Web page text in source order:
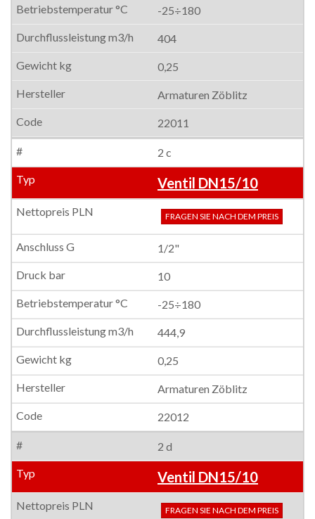
-25÷180
404
0,25
Armaturen Zöblitz
22011
2 c
Ventil DN15/10
FRAGEN SIE NACH DEM PREIS
1/2"
10
-25÷180
444,9
0,25
Armaturen Zöblitz
22012
2 d
Ventil DN15/10
FRAGEN SIE NACH DEM PREIS